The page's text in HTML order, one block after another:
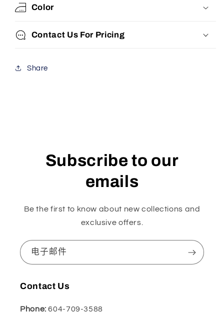
Color
Contact Us For Pricing
Share
Subscribe to our
emails
Be the first to know about new collections and
exclusive offers.
电子邮件
Contact Us
Phone:604-709-3588